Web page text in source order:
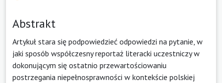
Abstrakt
Artykuł stara się podpowiedzieć odpowiedzi na pytanie, w
jaki sposób współczesny reportaż literacki uczestniczy w
dokonującym się ostatnio przewartościowaniu
postrzegania niepełnosprawności w kontekście polskiej